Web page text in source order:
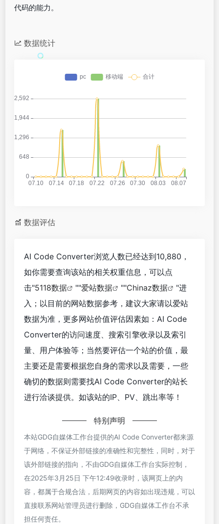
代码的能力。
数据统计
数据评估
AI Code Converter浏览人数已经达到10,880，
如你需要查询该站的相关权重信息，可以点
击"5118数据 ""爱站数据 ""Chinaz数据
"进
入；以目前的网站数据参考，建议大家请以爱站
数据为准，更多网站价值评估因素如：AI Code
Converter的访问速度、搜索引擎收录以及索引
量、用户体验等；当然要评估一个站的价值，最
主要还是需要根据您自身的需求以及需要，一些
确切的数据则需要找AI Code Converter的站长
进行洽谈提供。如该站的IP、PV、跳出率等！
特别声明
本站GDG自媒体工作台提供的AI Code Converter都来源
于网络，不保证外部链接的准确性和完整性，同时，对于
该外部链接的指向，不由GDG自媒体工作台实际控制，
在2025年3月25日 下午12:49收录时，该网页上的内
容，都属于合规合法，后期网页的内容如出现违规，可以
直接联系网站管理员进行删除，GDG自媒体工作台不承
担任何责任。